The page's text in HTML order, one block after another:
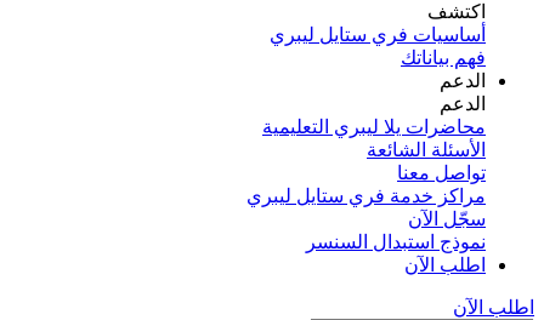
اكتشف​
أساسيات فري ستايل ليبري
فهم بياناتك
الدعم
الدعم
محاضرات يلا ليبري التعليمية
الأسئلة الشائعة
تواصل معنا
مراكز خدمة فري ستايل ليبري
سجّل الآن​
نموذج استبدال السنسر
اطلب الآن
اطلب الآن